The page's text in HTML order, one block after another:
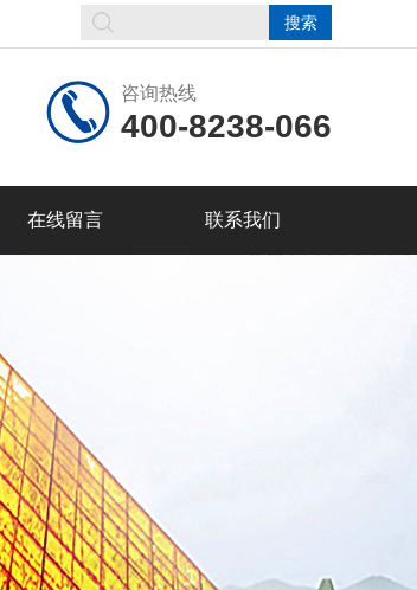
咨询热线
400-8238-066
在线留言 联系我们